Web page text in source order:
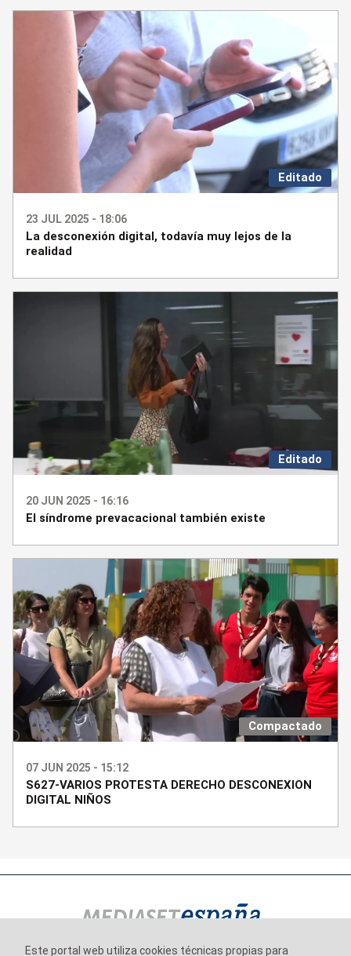
Editado
23 JUL 2025 - 18:06
La desconexión digital, todavía muy lejos de la
realidad
Editado
20 JUN 2025 - 16:16
El síndrome prevacacional también existe
Compactado
07 JUN 2025 - 15:12
S627-VARIOS PROTESTA DERECHO DESCONEXION
DIGITAL NIÑOS
Este portal web utiliza cookies técnicas propias para